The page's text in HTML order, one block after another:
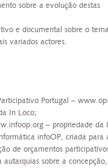
sobre a evolução destas
e documental sobre o
variados actores.
Portugal –
In Loco;
– propriedade da
infoOP, criada para
de orçamentos
sobre a